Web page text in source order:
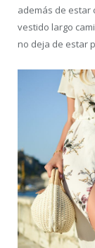
además de estar
vestido largo
no deja de estar